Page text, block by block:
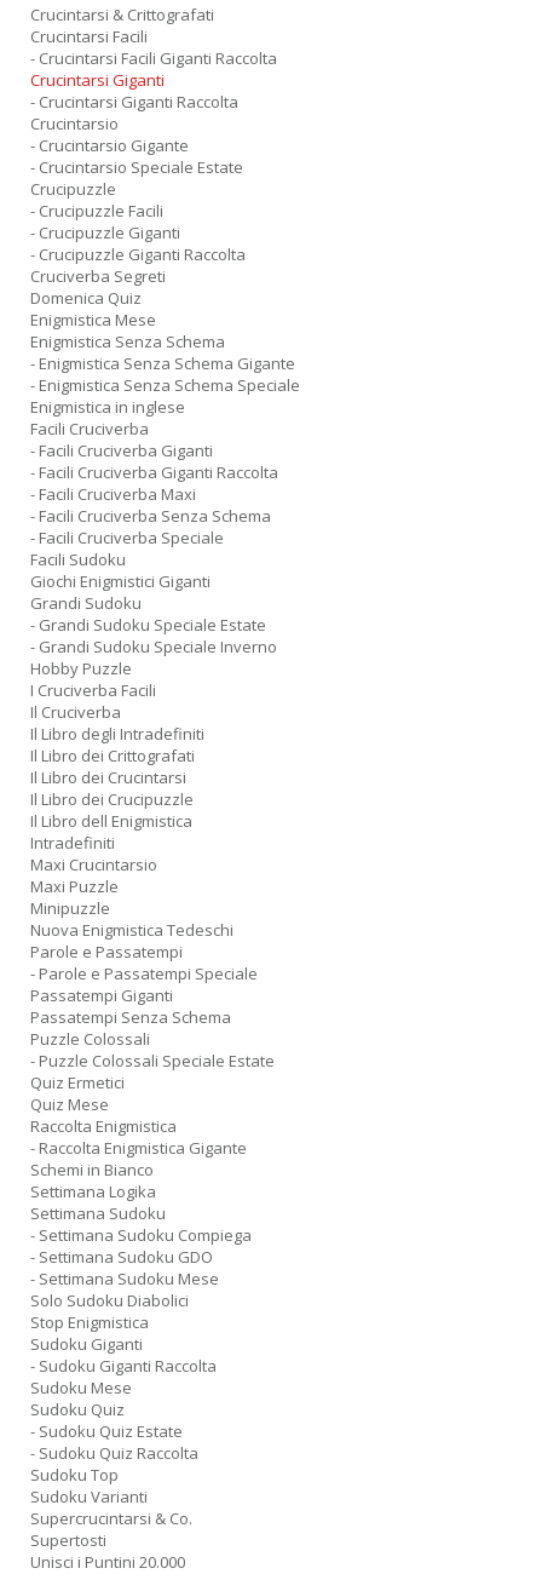
Crucintarsi & Crittografati
Crucintarsi Facili
- Crucintarsi Facili Giganti Raccolta
Crucintarsi Giganti
- Crucintarsi Giganti Raccolta
Crucintarsio
- Crucintarsio Gigante
- Crucintarsio Speciale Estate
Crucipuzzle
- Crucipuzzle Facili
- Crucipuzzle Giganti
- Crucipuzzle Giganti Raccolta
Cruciverba Segreti
Domenica Quiz
Enigmistica Mese
Enigmistica Senza Schema
- Enigmistica Senza Schema Gigante
- Enigmistica Senza Schema Speciale
Enigmistica in inglese
Facili Cruciverba
- Facili Cruciverba Giganti
- Facili Cruciverba Giganti Raccolta
- Facili Cruciverba Maxi
- Facili Cruciverba Senza Schema
- Facili Cruciverba Speciale
Facili Sudoku
Giochi Enigmistici Giganti
Grandi Sudoku
- Grandi Sudoku Speciale Estate
- Grandi Sudoku Speciale Inverno
Hobby Puzzle
I Cruciverba Facili
Il Cruciverba
Il Libro degli Intradefiniti
Il Libro dei Crittografati
Il Libro dei Crucintarsi
Il Libro dei Crucipuzzle
Il Libro dell Enigmistica
Intradefiniti
Maxi Crucintarsio
Maxi Puzzle
Minipuzzle
Nuova Enigmistica Tedeschi
Parole e Passatempi
- Parole e Passatempi Speciale
Passatempi Giganti
Passatempi Senza Schema
Puzzle Colossali
- Puzzle Colossali Speciale Estate
Quiz Ermetici
Quiz Mese
Raccolta Enigmistica
- Raccolta Enigmistica Gigante
Schemi in Bianco
Settimana Logika
Settimana Sudoku
- Settimana Sudoku Compiega
- Settimana Sudoku GDO
- Settimana Sudoku Mese
Solo Sudoku Diabolici
Stop Enigmistica
Sudoku Giganti
- Sudoku Giganti Raccolta
Sudoku Mese
Sudoku Quiz
- Sudoku Quiz Estate
- Sudoku Quiz Raccolta
Sudoku Top
Sudoku Varianti
Supercrucintarsi & Co.
Supertosti
Unisci i Puntini 20.000